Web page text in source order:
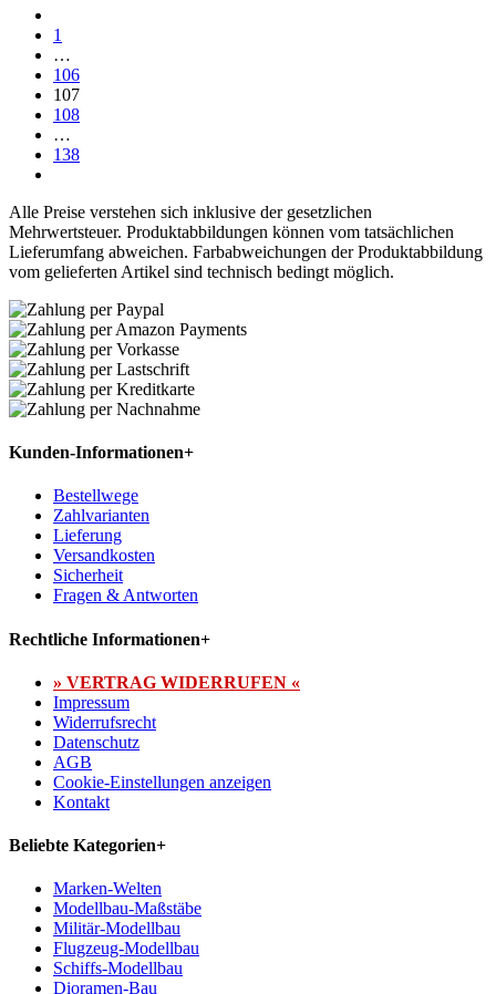
1
…
106
107
108
…
138
Alle Preise verstehen sich inklusive der gesetzlichen
Mehrwertsteuer. Produktabbildungen können vom tatsächlichen
Lieferumfang abweichen. Farbabweichungen der Produktabbildung
vom gelieferten Artikel sind technisch bedingt möglich.
Kunden-Informationen+
Bestellwege
Zahlvarianten
Lieferung
Versandkosten
Sicherheit
Fragen & Antworten
Rechtliche Informationen+
» VERTRAG WIDERRUFEN «
Impressum
Widerrufsrecht
Datenschutz
AGB
Cookie-Einstellungen anzeigen
Kontakt
Beliebte Kategorien+
Marken-Welten
Modellbau-Maßstäbe
Militär-Modellbau
Flugzeug-Modellbau
Schiffs-Modellbau
Dioramen-Bau